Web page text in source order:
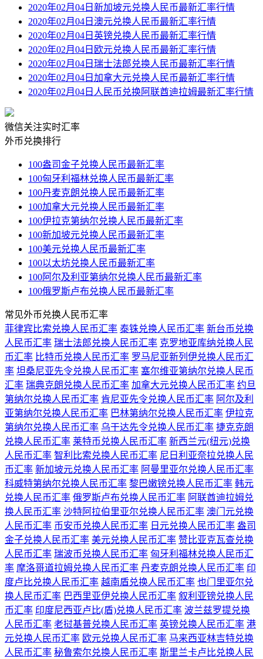
2020年02月04日新加坡元兑换人民币最新汇率行情
2020年02月04日澳元兑换人民币最新汇率行情
2020年02月04日英镑兑换人民币最新汇率行情
2020年02月04日欧元兑换人民币最新汇率行情
2020年02月04日瑞士法郎兑换人民币最新汇率行情
2020年02月04日加拿大元兑换人民币最新汇率行情
2020年02月04日人民币兑换阿联酋迪拉姆最新汇率行情
微信关注实时汇率
外币兑换排行
100盎司金子兑换人民币最新汇率
100匈牙利福林兑换人民币最新汇率
100丹麦克朗兑换人民币最新汇率
100加拿大元兑换人民币最新汇率
100伊拉克第纳尔兑换人民币最新汇率
100新加坡元兑换人民币最新汇率
100美元兑换人民币最新汇率
100以太坊兑换人民币最新汇率
100阿尔及利亚第纳尔兑换人民币最新汇率
100俄罗斯卢布兑换人民币最新汇率
常见外币兑换人民币汇率
菲律宾比索兑换人民币汇率 泰铢兑换人民币汇率 新台币兑换
人民币汇率 瑞士法郎兑换人民币汇率 克罗地亚库纳兑换人民
币汇率 比特币兑换人民币汇率 罗马尼亚新列伊兑换人民币汇
率 坦桑尼亚先令兑换人民币汇率 塞尔维亚第纳尔兑换人民币
汇率 瑞典克朗兑换人民币汇率 加拿大元兑换人民币汇率 约旦
第纳尔兑换人民币汇率 肯尼亚先令兑换人民币汇率 阿尔及利
亚第纳尔兑换人民币汇率 巴林第纳尔兑换人民币汇率 伊拉克
第纳尔兑换人民币汇率 乌干达先令兑换人民币汇率 捷克克朗
兑换人民币汇率 莱特币兑换人民币汇率 新西兰元(纽元)兑换
人民币汇率 智利比索兑换人民币汇率 尼日利亚奈拉兑换人民
币汇率 新加坡元兑换人民币汇率 阿曼里亚尔兑换人民币汇率
科威特第纳尔兑换人民币汇率 黎巴嫩镑兑换人民币汇率 韩元
兑换人民币汇率 俄罗斯卢布兑换人民币汇率 阿联酋迪拉姆兑
换人民币汇率 沙特阿拉伯里亚尔兑换人民币汇率 澳门元兑换
人民币汇率 币安币兑换人民币汇率 日元兑换人民币汇率 盎司
金子兑换人民币汇率 美元兑换人民币汇率 赞比亚克瓦查兑换
人民币汇率 瑞波币兑换人民币汇率 匈牙利福林兑换人民币汇
率 摩洛哥道拉姆兑换人民币汇率 丹麦克朗兑换人民币汇率 印
度卢比兑换人民币汇率 越南盾兑换人民币汇率 也门里亚尔兑
换人民币汇率 巴西里亚伊兑换人民币汇率 叙利亚镑兑换人民
币汇率 印度尼西亚卢比(盾)兑换人民币汇率 波兰兹罗提兑换
人民币汇率 老挝基普兑换人民币汇率 英镑兑换人民币汇率 港
元兑换人民币汇率 欧元兑换人民币汇率 马来西亚林吉特兑换
人民币汇率 秘鲁索尔兑换人民币汇率 斯里兰卡卢比兑换人民